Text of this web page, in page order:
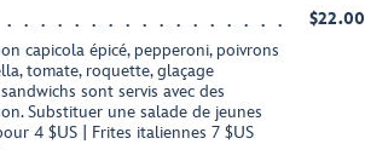
capicola épicé, pepperoni, poivrons
tomate, roquette, glaçage
sont servis avec des
Substituer une salade de jeunes
4 $US | Frites italiennes 7 $US
$22.00